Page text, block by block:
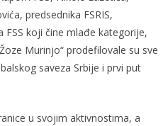
predsednika FSRIS,
koji čine mlađe kategorije,
Murinjo“ prodefilovale su sve
saveza Srbije i prvi put
u svojim aktivnostima, a